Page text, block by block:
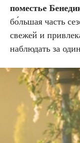
поместье
бо́льшая часть
свежей и
наблюдать за